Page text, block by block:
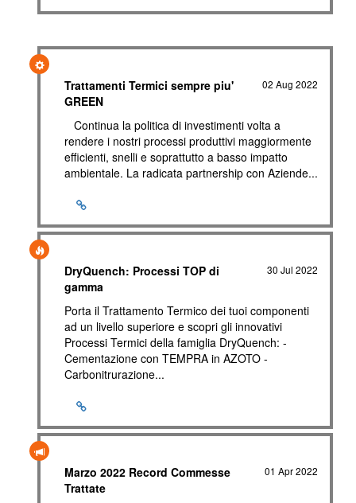
02 Aug 2022
Trattamenti Termici sempre piu'
GREEN
Continua la politica di investimenti volta a
rendere i nostri processi produttivi maggiormente
efficienti, snelli e soprattutto a basso impatto
ambientale. La radicata partnership con Aziende...
30 Jul 2022
DryQuench: Processi TOP di
gamma
Porta il Trattamento Termico dei tuoi componenti
ad un livello superiore e scopri gli innovativi
Processi Termici della famiglia DryQuench: -
Cementazione con TEMPRA in AZOTO -
Carbonitrurazione...
01 Apr 2022
Marzo 2022 Record Commesse
Trattate